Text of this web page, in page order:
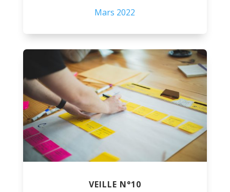
Mars 2022
VEILLE N°10